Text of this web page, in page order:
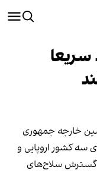
سریعا
خارجه جمهوری
سه کشور اروپایی و
گسترش سلاح‌های